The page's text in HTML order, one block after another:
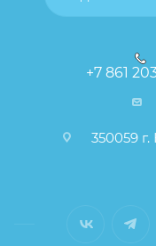
+7 861
350059